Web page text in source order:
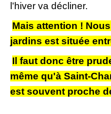
l'hiver va décliner.
Mais attention !
jardins est située
Il faut donc être
même qu'à Saint-
est souvent proche